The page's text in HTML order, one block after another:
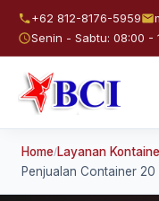
+62 812-8176-5959
Senin - Sabtu: 08:00 -
Home/Layanan
Penjualan Container